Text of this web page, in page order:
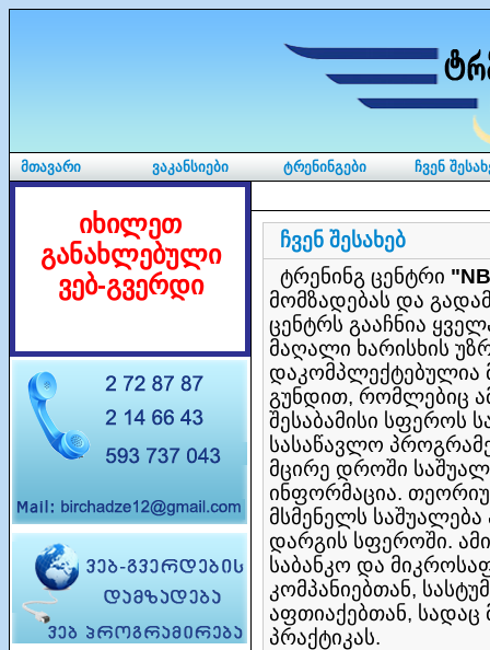
საუკეთესო საიტი თბილისის შესახებ. თბილისის ბიზნეს
საუკეთესო რესორნებს სასტუმროებს და გასართობ
თბილისის საუკეთედო ვებ სტუდიები? ტანსაცმლის
საუკეთესო მაღაზიები შოპინგისთვის თბილისის რუკაზე.
business map of Georgia, events calendar, information
hotels on the map of Tbilisi,Georgia. Restaurants in Tbilisi,
on the map of Georgia,Tbilisi.
მთავარი ვაკანსიები ტრენინგები ჩვენ
იხილეთ
განახლებული
ვებ-გვერდი
ჩვენ შესახებ
ტრენინგ ცენტრი
მომზადებას და
ცენტრს გააჩნია
მაღალი ხარისხის
გუნდით, რომლებიც
შესაბამისი სფეროს
სასაწავლო
მცირე დროში
ინფორმაცია.
მსმენელს საშუალება
დარგის სფეროში.
საბანკო და
კომპანიებთან,
აფთიაქებთან, სადაც
პრაქტიკას.